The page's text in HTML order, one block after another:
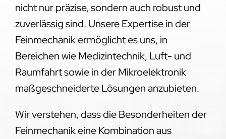
nicht nur präzise, sondern auch robust und
zuverlässig sind. Unsere Expertise in der
Feinmechanik ermöglicht es uns, in
Bereichen wie Medizintechnik, Luft- und
Raumfahrt sowie in der Mikroelektronik
maßgeschneiderte Lösungen anzubieten.
Wir verstehen, dass die Besonderheiten der
Feinmechanik eine Kombination aus